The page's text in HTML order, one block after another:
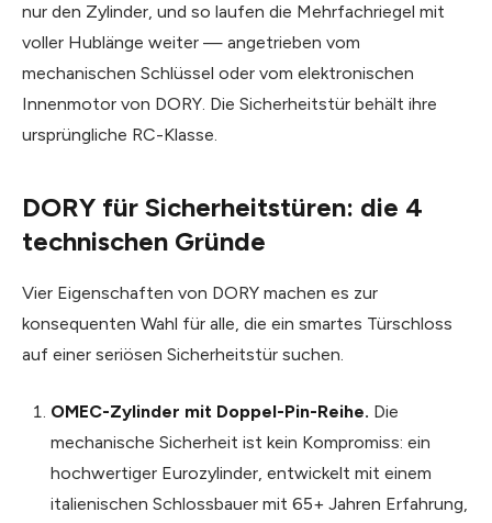
nur den Zylinder, und so laufen die Mehrfachriegel mit
voller Hublänge weiter — angetrieben vom
mechanischen Schlüssel oder vom elektronischen
Innenmotor von DORY. Die Sicherheitstür behält ihre
ursprüngliche RC-Klasse.
DORY für Sicherheitstüren: die 4
technischen Gründe
Vier Eigenschaften von DORY machen es zur
konsequenten Wahl für alle, die ein smartes Türschloss
auf einer seriösen Sicherheitstür suchen.
OMEC-Zylinder mit Doppel-Pin-Reihe. Die
mechanische Sicherheit ist kein Kompromiss: ein
hochwertiger Eurozylinder, entwickelt mit einem
italienischen Schlossbauer mit 65+ Jahren Erfahrung,